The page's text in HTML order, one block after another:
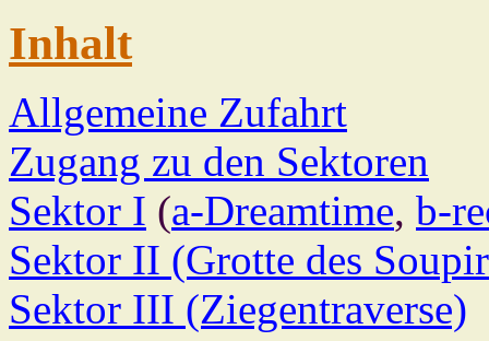
Inhalt
Allgemeine Zufahrt
Zugang zu den Sektoren
Sektor I (a-Dreamtime, b-
Sektor II (Grotte des
Sektor III (Ziegentraverse)